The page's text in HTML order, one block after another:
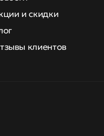
и скидки
клиентов